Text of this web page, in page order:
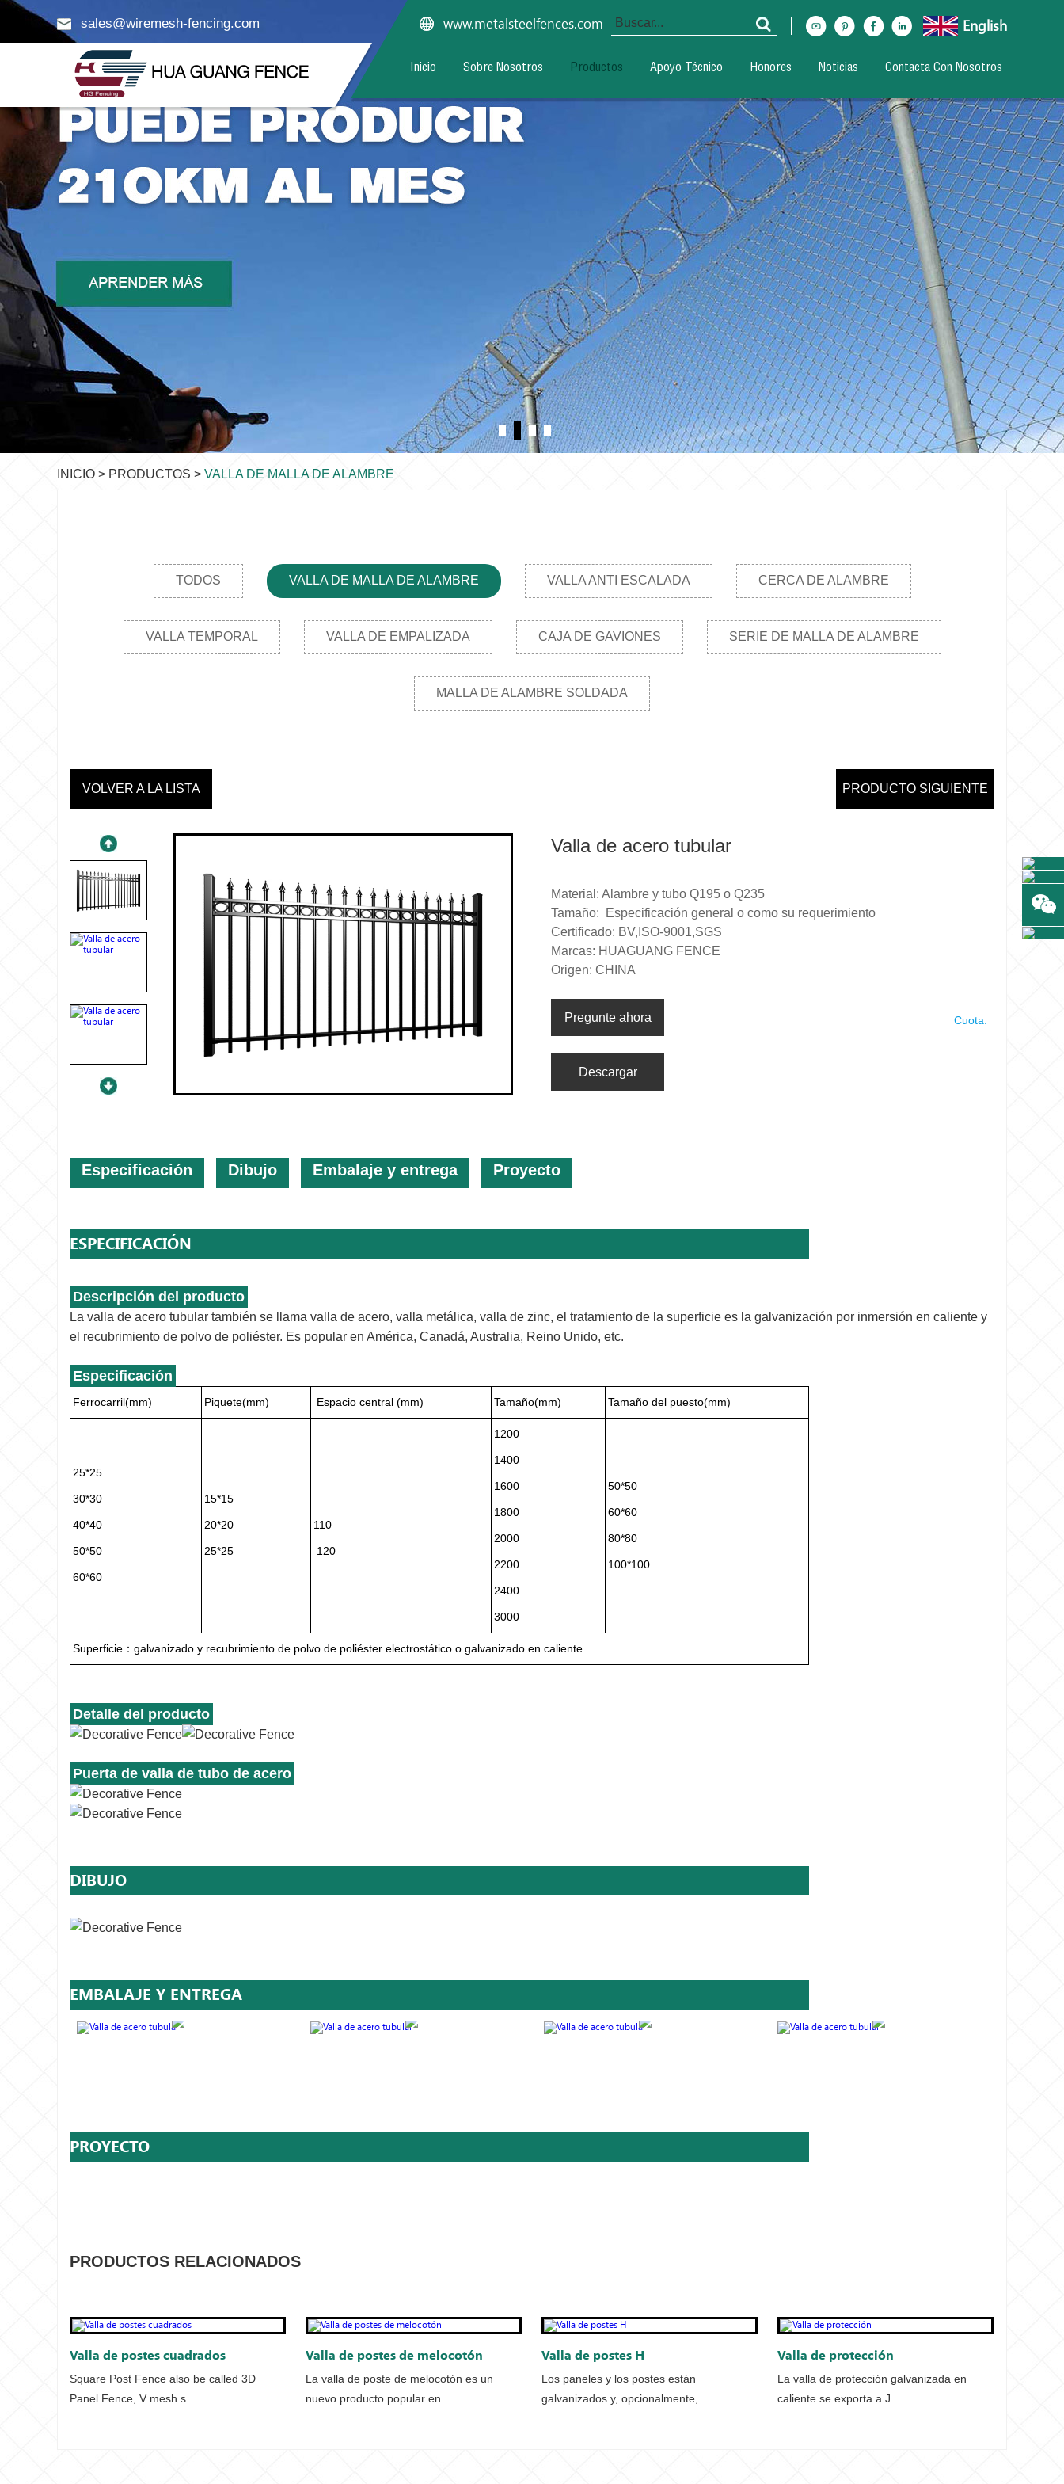
sales@wiremesh-fencing.com English
www.metalsteelfences.com
Inicio Sobre Nosotros Productos Apoyo Técnico Honores Noticias Contacta Con Nosotros
INICIO > PRODUCTOS > VALLA DE MALLA DE ALAMBRE
TODOS VALLA DE MALLA DE ALAMBRE VALLA ANTI ESCALADA CERCA DE ALAMBRE
VALLA TEMPORAL VALLA DE EMPALIZADA CAJA DE GAVIONES SERIE DE MALLA DE ALAMBRE
MALLA DE ALAMBRE SOLDADA
VOLVER A LA LISTA PRODUCTO SIGUIENTE
Valla de acero tubular
Material: Alambre y tubo Q195 o Q235
Tamaño: Especificación general o como su requerimiento
Certificado: BV,ISO-9001,SGS
Marcas: HUAGUANG FENCE
Origen: CHINA
Pregunte ahora Cuota:
Descargar
Especificación Dibujo Embalaje y entrega Proyecto
ESPECIFICACIÓN
Descripción del producto
La valla de acero tubular también se llama valla de acero, valla metálica, valla de zinc, el tratamiento de la superficie es la galvanización por inmersión en caliente y
el recubrimiento de polvo de poliéster. Es popular en América, Canadá, Australia, Reino Unido, etc.
Especificación
Ferrocarril(mm) Piquete(mm) Espacio central (mm) Tamaño(mm) Tamaño del puesto(mm)
25*25
30*30
40*40
50*50
60*60
15*15
20*20
25*25
110
120
1200
1400
1600
1800
2000
2200
2400
3000
50*50
60*60
80*80
100*100
Superficie：galvanizado y recubrimiento de polvo de poliéster electrostático o galvanizado en caliente.
Detalle del producto
Puerta de valla de tubo de acero
DIBUJO
EMBALAJE Y ENTREGA
PROYECTO
PRODUCTOS RELACIONADOS
Valla de postes cuadrados
Square Post Fence also be called 3D
Panel Fence, V mesh s...
Valla de postes de melocotón
La valla de poste de melocotón es un
nuevo producto popular en...
Valla de postes H
Los paneles y los postes están
galvanizados y, opcionalmente, ...
Valla de protección
La valla de protección galvanizada en
caliente se exporta a J...